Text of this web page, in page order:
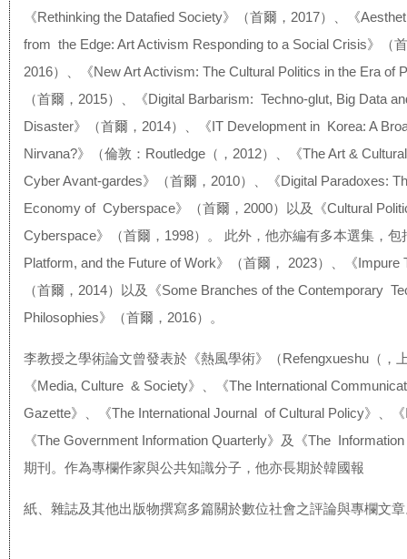
《Rethinking the Datafied Society》（首爾，2017）、《
from the Edge: Art Activism Responding to a Social Crisis》（
2016）、《New Art Activism: The Cultural Politics in the Era of
（首爾，2015）、《Digital Barbarism: Techno-glut, Big Data
Disaster》（首爾，2014）、《IT Development in Korea: A
Nirvana?》（倫敦：Routledge（，2012）、《The Art &
Cyber Avant-gardes》（首爾，2010）、《Digital Paradoxes:
Economy of Cyberspace》（首爾，2000）以及《Cultural
Cyberspace》（首爾，1998）。 此外，他亦編有多本選集，包
Platform, and the Future of Work》（首爾， 2023）、《Impure
（首爾，2014）以及《Some Branches of the Contemporary
Philosophies》（首爾，2016）。
李教授之學術論文曾發表於《熱風學術》（Refengxueshu（，
《Media, Culture & Society》、《The International
Gazette》、《The International Journal of Cultural Policy》、
《The Government Information Quarterly》及《The
期刊。作為專欄作家與公共知識分子，他亦長期於韓國報
紙、雜誌及其他出版物撰寫多篇關於數位社會之評論與專欄文